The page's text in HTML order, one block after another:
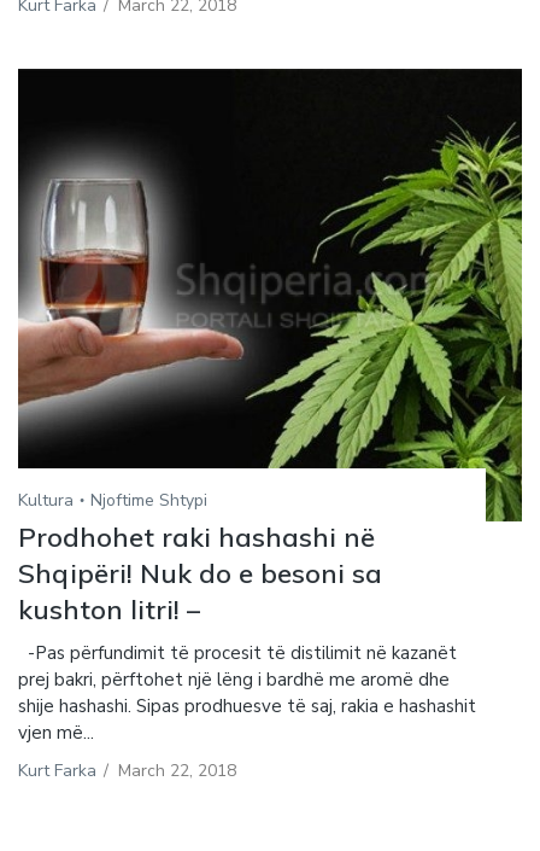
Kurt Farka / March 22, 2018
Kultura Njoftime Shtypi
Prodhohet raki hashashi në
Shqipëri! Nuk do e besoni sa
kushton litri! –
-Pas përfundimit të procesit të distilimit në kazanët
prej bakri, përftohet një lëng i bardhë me aromë dhe
shije hashashi. Sipas prodhuesve të saj, rakia e hashashit
vjen më...
Kurt Farka / March 22, 2018